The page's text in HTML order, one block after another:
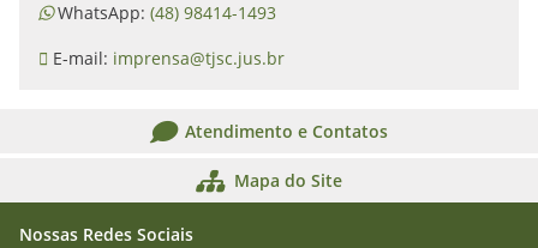
WhatsApp: (48) 98414-1493
E-mail: imprensa@tjsc.jus.br
Atendimento e Contatos
Mapa do Site
Nossas Redes Sociais